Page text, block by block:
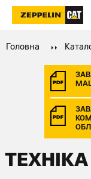
Головна
ТЕХНІКА